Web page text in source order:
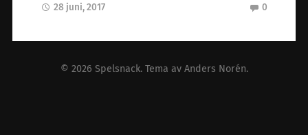
28 juni, 2017 0
© 2026 Spelsnack. Tema av Anders Norén.